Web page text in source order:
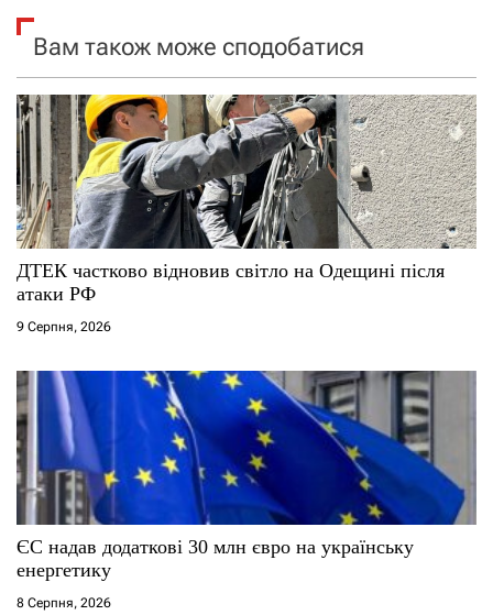
з
а
п
и
с
і
в
Вам також може сподобатися
ДТЕК частково відновив світло на Одещині після
атаки РФ
9 Серпня, 2026
ЄС надав додаткові 30 млн євро на українську
енергетику
8 Серпня, 2026